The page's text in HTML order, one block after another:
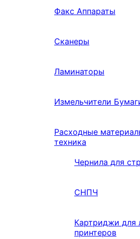
Факс Аппараты
Сканеры
Ламинаторы
Измельчители
Расходные
техника
Чернила для
СНПЧ
Картриджи для
принтеров